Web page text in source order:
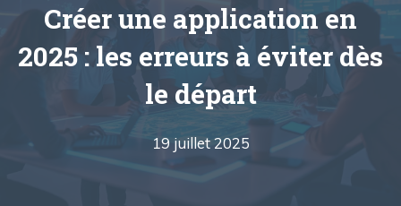
Créer une application en
2025 : les erreurs à éviter dès
le départ
19 juillet 2025